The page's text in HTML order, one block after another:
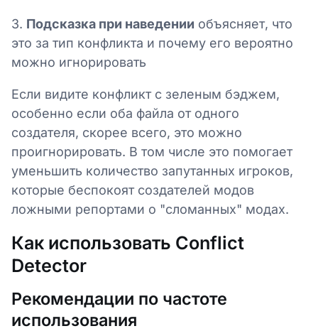
3. Подсказка при наведении объясняет, что
это за тип конфликта и почему его вероятно
можно игнорировать
Если видите конфликт с зеленым бэджем,
особенно если оба файла от одного
создателя, скорее всего, это можно
проигнорировать. В том числе это помогает
уменьшить количество запутанных игроков,
которые беспокоят создателей модов
ложными репортами о "сломанных" модах.
Как использовать Conflict
Detector
Рекомендации по частоте
использования